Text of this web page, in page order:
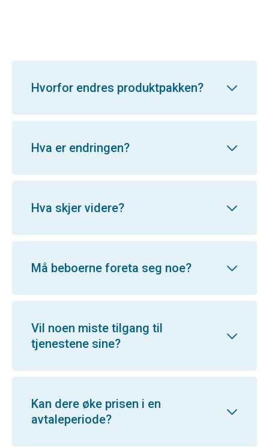
Hvorfor endres produktpakken?
Hva er endringen?
Hva skjer videre?
Må beboerne foreta seg noe?
Vil noen miste tilgang til
tjenestene sine?
Kan dere øke prisen i en
avtaleperiode?